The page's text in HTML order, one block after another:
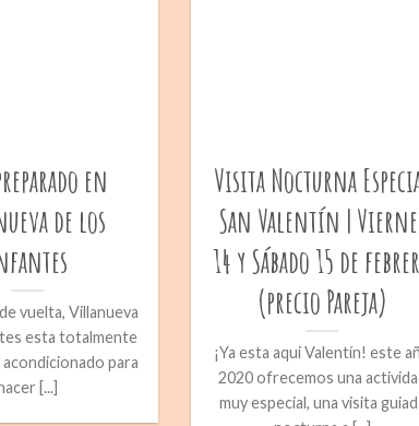
en
de los
vuelta, Villanueva
esta totalmente
para
[...]
Visita Nocturna
San Valentín |
14 y Sábado 15 de
(precio Pareja)
¡Ya esta aqui Valentín! este
2020 ofrecemos una
muy especial, una visita